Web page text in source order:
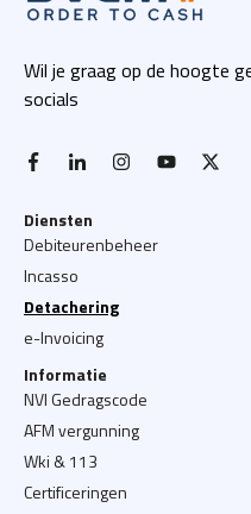
Wil je graag op de hoogte
socials
facebook-flinkedin-ininstagramyoutube
Diensten
Debiteurenbeheer
Incasso
Detachering
e-Invoicing
Informatie
NVI Gedragscode
AFM vergunning
Wki & 113
Certificeringen